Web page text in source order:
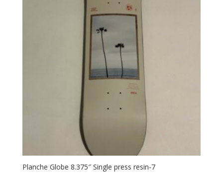
Planche Globe 8.375″ Single press resin-7